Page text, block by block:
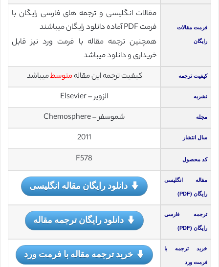
فرمت مقالات
رایگان
مقالات انگلیسی و ترجمه های فارسی رایگان با
فرمت PDF آماده دانلود رایگان میباشند
همچنین ترجمه مقاله با فرمت ورد نیز قابل
خریداری و دانلود میباشد
کیفیت ترجمه کیفیت ترجمه این مقالهمتوسطمیباشد
نشریه الزویر – Elsevier
مجله شموسفر – Chemosphere
سال انتشار 2011
کد محصول F578
مقاله انگلیسی
رایگان (PDF)
دانلود رایگان مقاله انگلیسی
ترجمه فارسی
رایگان (PDF)
دانلود رایگان ترجمه مقاله
خرید ترجمه با
فرمت ورد
خرید ترجمه مقاله با فرمت ورد